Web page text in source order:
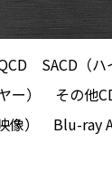
SACD（ハ
ー）
その他
像） Blu-ray